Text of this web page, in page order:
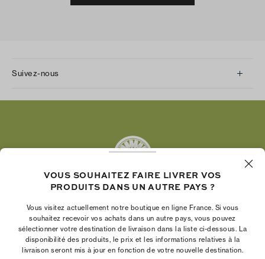
Suivez-nous
Pinterest
La Fondation Tory Burch renforce le pouvoir
économique des femmes en aidant les
entrepreneures à créer des entreprises pérennes
VOUS SOUHAITEZ FAIRE LIVRER VOS
PRODUITS DANS UN AUTRE PAYS ?
Vous visitez actuellement notre boutique en ligne France. Si vous
souhaitez recevoir vos achats dans un autre pays, vous pouvez
sélectionner votre destination de livraison dans la liste ci-dessous. La
disponibilité des produits, le prix et les informations relatives à la
livraison seront mis à jour en fonction de votre nouvelle destination.